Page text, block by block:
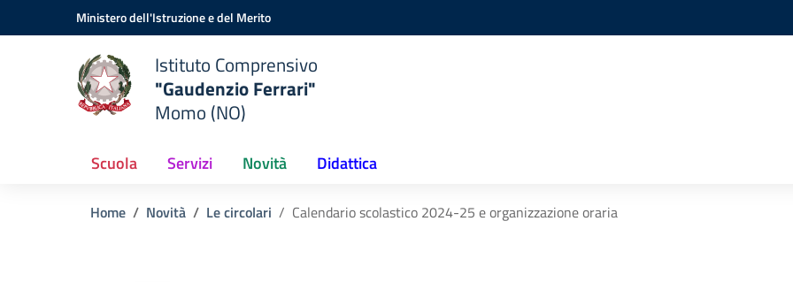
Vai ai contenuti
Vai al menu di navigazioneMinistero dell'Istruzione e del Merito
Istituto Comprensivo
"Gaudenzio Ferrari"
Momo (NO)
Scuola Servizi Novità Didattica
Home Novità Le circolari Calendario scolastico 2024-25 e organizzazione oraria